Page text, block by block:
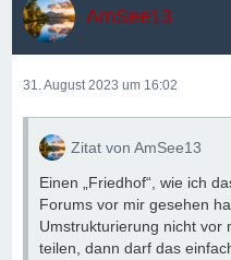
AmSee13
31. August 2023 um 16:02
Zitat von AmSee13
Einen „Friedhof“, wie ich
Forums vor mir gesehen
Umstrukturierung nicht vor
teilen, dann darf das